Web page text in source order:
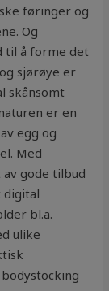
føringer og
Og
til å forme det
sjørøye er
skånsomt
er en
egg og
Med
gode tilbud
digital
bl.a.
ulike